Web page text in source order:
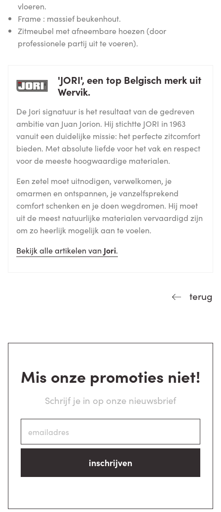
vloeren.
Frame : massief beukenhout.
Zitmeubel met afneembare hoezen (door
professionele partij uit te voeren).
'JORI', een top Belgisch merk uit
Wervik.
De Jori signatuur is het resultaat van de gedreven
ambitie van Juan Jorion. Hij stichtte JORI in 1963
vanuit een duidelijke missie: het perfecte zitcomfort
bieden. Met absolute liefde voor het vak en respect
voor de meeste hoogwaardige materialen.
Een zetel moet uitnodigen, verwelkomen, je
omarmen en ontspannen, je vanzelfsprekend
comfort schenken en je doen wegdromen. Hij moet
uit de meest natuurlijke materialen vervaardigd zijn
om zo heerlijk mogelijk aan te voelen.
Bekijk alle artikelen van Jori.
terug
Mis onze promoties niet!
Schrijf je in op onze nieuwsbrief
inschrijven